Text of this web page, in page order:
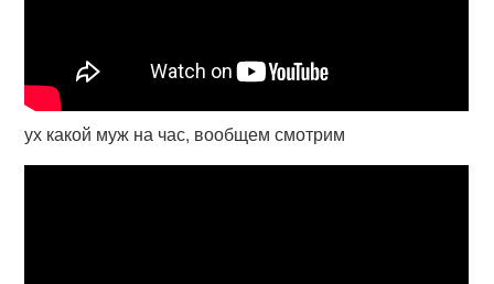
ух какой муж на час, вообщем смотрим